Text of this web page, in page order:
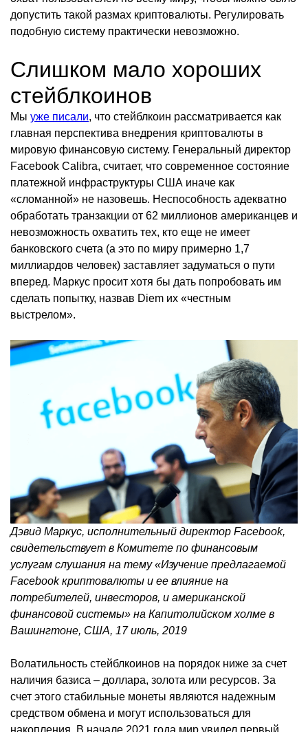
допустить такой размах криптовалюты. Регулировать
подобную систему практически невозможно.
Слишком мало хороших
стейблкоинов
Мы уже писали, что стейблкоин рассматривается как
главная перспектива внедрения криптовалюты в
мировую финансовую систему. Генеральный директор
Facebook Calibra, считает, что современное состояние
платежной инфраструктуры США иначе как
«сломанной» не назовешь. Неспособность адекватно
обработать транзакции от 62 миллионов американцев и
невозможность охватить тех, кто еще не имеет
банковского счета (а это по миру примерно 1,7
миллиардов человек) заставляет задуматься о пути
вперед. Маркус просит хотя бы дать попробовать им
сделать попытку, назвав Diem их «честным
выстрелом».
Дэвид Маркус, исполнительный директор Facebook,
свидетельствует в Комитете по финансовым
услугам слушания на тему «Изучение предлагаемой
Facebook криптовалюты и ее влияние на
потребителей, инвесторов, и американской
финансовой системы» на Капитолийском холме в
Вашингтоне, США, 17 июль, 2019
Волатильность стейблкоинов на порядок ниже за счет
наличия базиса – доллара, золота или ресурсов. За
счет этого стабильные монеты являются надежным
средством обмена и могут использоваться для